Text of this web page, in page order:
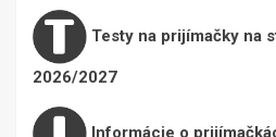
Testy na prijímačky na
2026/2027
Informácie o